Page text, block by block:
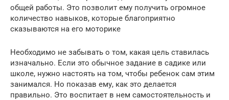
общей работы. Это позволит ему получить огромное
количество навыков, которые благоприятно
сказываются на его моторике
Необходимо не забывать о том, какая цель ставилась
изначально. Если это обычное задание в садике или
школе, нужно настоять на том, чтобы ребенок сам этим
занимался. Но показав ему, как это делается
правильно. Это воспитает в нем самостоятельность и